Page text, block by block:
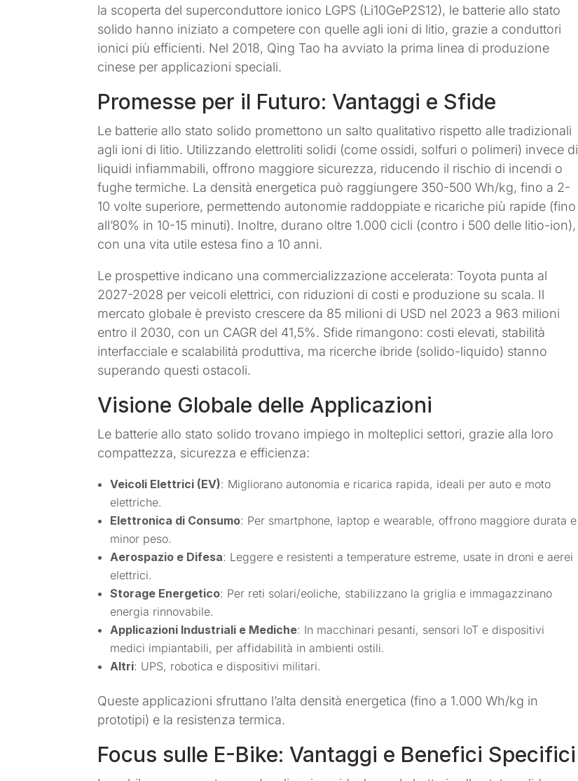
la scoperta del superconduttore ionico LGPS (Li10GeP2S12), le batterie allo stato
solido hanno iniziato a competere con quelle agli ioni di litio, grazie a conduttori
ionici più efficienti. Nel 2018, Qing Tao ha avviato la prima linea di produzione
cinese per applicazioni speciali.
Promesse per il Futuro: Vantaggi e Sfide
Le batterie allo stato solido promettono un salto qualitativo rispetto alle tradizionali
agli ioni di litio. Utilizzando elettroliti solidi (come ossidi, solfuri o polimeri) invece di
liquidi infiammabili, offrono maggiore sicurezza, riducendo il rischio di incendi o
fughe termiche. La densità energetica può raggiungere 350-500 Wh/kg, fino a 2-
10 volte superiore, permettendo autonomie raddoppiate e ricariche più rapide (fino
all’80% in 10-15 minuti). Inoltre, durano oltre 1.000 cicli (contro i 500 delle litio-ion),
con una vita utile estesa fino a 10 anni.
Le prospettive indicano una commercializzazione accelerata: Toyota punta al
2027-2028 per veicoli elettrici, con riduzioni di costi e produzione su scala. Il
mercato globale è previsto crescere da 85 milioni di USD nel 2023 a 963 milioni
entro il 2030, con un CAGR del 41,5%. Sfide rimangono: costi elevati, stabilità
interfacciale e scalabilità produttiva, ma ricerche ibride (solido-liquido) stanno
superando questi ostacoli.
Visione Globale delle Applicazioni
Le batterie allo stato solido trovano impiego in molteplici settori, grazie alla loro
compattezza, sicurezza e efficienza:
Veicoli Elettrici (EV): Migliorano autonomia e ricarica rapida, ideali per auto e moto
elettriche.
Elettronica di Consumo: Per smartphone, laptop e wearable, offrono maggiore durata e
minor peso.
Aerospazio e Difesa: Leggere e resistenti a temperature estreme, usate in droni e aerei
elettrici.
Storage Energetico: Per reti solari/eoliche, stabilizzano la griglia e immagazzinano
energia rinnovabile.
Applicazioni Industriali e Mediche: In macchinari pesanti, sensori IoT e dispositivi
medici impiantabili, per affidabilità in ambienti ostili.
Altri: UPS, robotica e dispositivi militari.
Queste applicazioni sfruttano l’alta densità energetica (fino a 1.000 Wh/kg in
prototipi) e la resistenza termica.
Focus sulle E-Bike: Vantaggi e Benefici Specifici